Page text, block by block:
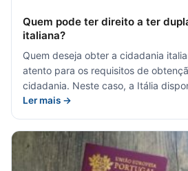
Quem pode ter direito a ter
italiana?
Quem deseja obter a cidadania
atento para os requisitos de
cidadania. Neste caso, a Itália
Ler mais →